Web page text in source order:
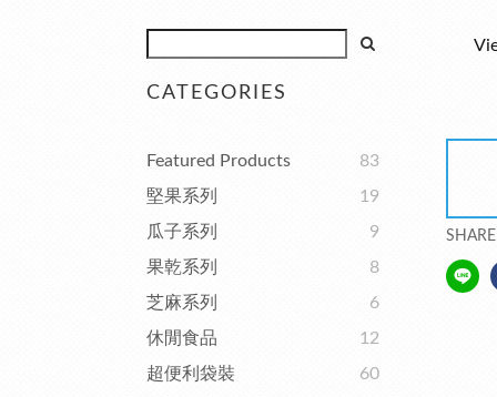
CATEGORIES
Featured Products
83
堅果系列
19
瓜子系列
9
果乾系列
8
芝麻系列
6
休閒食品
12
超便利袋裝
60
SHARE